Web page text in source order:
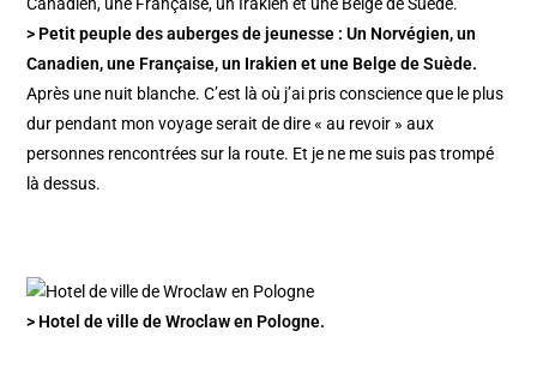
> Petit peuple des auberges de jeunesse : Un Norvégien, un
Canadien, une Française, un Irakien et une Belge de Suède.
Après une nuit blanche. C’est là où j’ai pris conscience que le plus
dur pendant mon voyage serait de dire « au revoir » aux
personnes rencontrées sur la route. Et je ne me suis pas trompé
là dessus.
> Hotel de ville de Wroclaw en Pologne.